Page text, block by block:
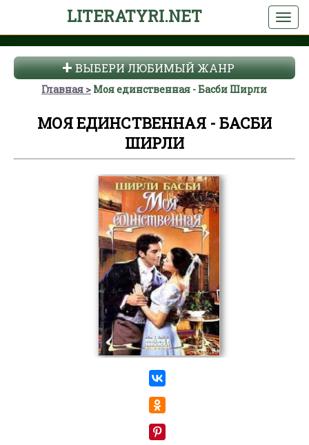
LITERATYRI.NET
ВЫБЕРИ ЛЮБИМЫЙ ЖАНР
Главная Моя единственная - Басби Ширли
МОЯ ЕДИНСТВЕННАЯ - БАСБИ
ШИРЛИ